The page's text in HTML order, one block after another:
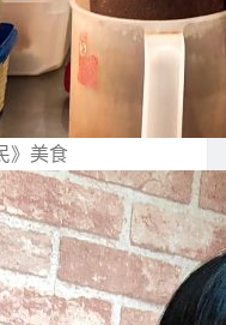
》美食